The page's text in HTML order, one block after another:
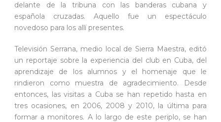
delante de la tribuna con las banderas cubana y
española cruzadas. Aquello fue un espectáculo
novedoso para los allí presentes.
Televisión Serrana, medio local de Sierra Maestra, editó
un reportaje sobre la experiencia del club en Cuba, del
aprendizaje de los alumnos y el homenaje que le
rindieron como muestra de agradecimiento. Desde
entonces, las visitas a Cuba se han repetido hasta en
tres ocasiones, en 2006, 2008 y 2010, la última para
formar a monitores. A lo largo de este periplo, se han